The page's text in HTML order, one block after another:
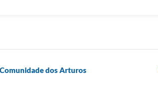
dos Arturos